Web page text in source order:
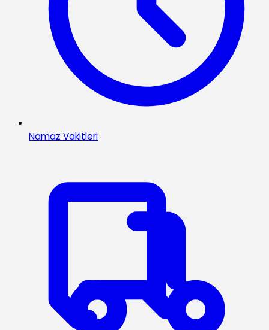
Namaz Vakitleri